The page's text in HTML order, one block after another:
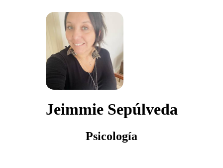
Jeimmie Sepúlveda
Psicología